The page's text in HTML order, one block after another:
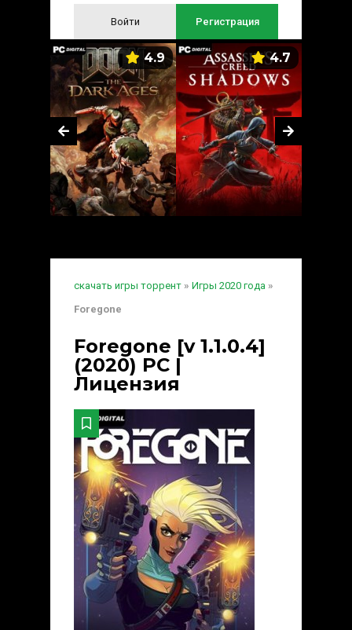
Войти Регистрация
4.9 4.7
скачать игры торрент » Игры 2020 года »
Foregone
Foregone [v 1.1.0.4]
(2020) PC |
Лицензия